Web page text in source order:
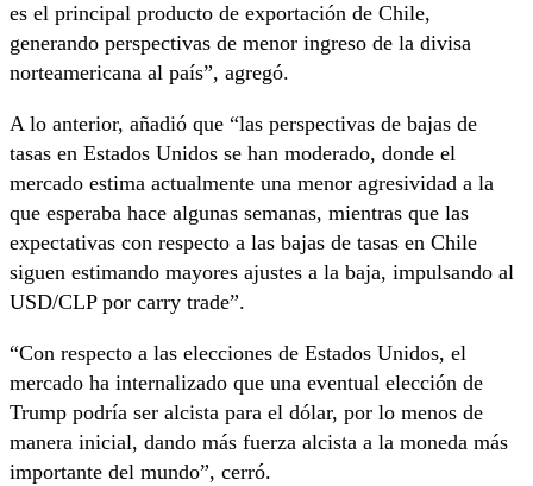
es el principal producto de exportación de Chile,
generando perspectivas de menor ingreso de la divisa
norteamericana al país”, agregó.
A lo anterior, añadió que “las perspectivas de bajas de
tasas en Estados Unidos se han moderado, donde el
mercado estima actualmente una menor agresividad a la
que esperaba hace algunas semanas, mientras que las
expectativas con respecto a las bajas de tasas en Chile
siguen estimando mayores ajustes a la baja, impulsando al
USD/CLP por carry trade”.
“Con respecto a las elecciones de Estados Unidos, el
mercado ha internalizado que una eventual elección de
Trump podría ser alcista para el dólar, por lo menos de
manera inicial, dando más fuerza alcista a la moneda más
importante del mundo”, cerró.